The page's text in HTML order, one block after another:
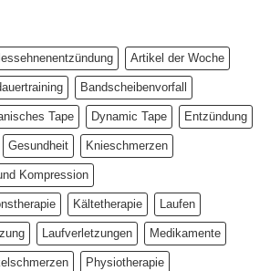
Parameter
Studienergebnisse
unter
der
Artikel der Woche
Bandscheibenvorfall
Tape Dynamic Tape Entzündung
Gesundheit Knieschmerzen
Kompression
Kältetherapie Laufen
Laufverletzungen Medikamente
Physiotherapie